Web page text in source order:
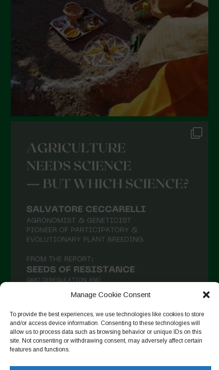
Manage Cookie Consent
To provide the best experiences, we use technologies like cookies to store
and/or access device information. Consenting to these technologies will
allow us to process data such as browsing behavior or unique IDs on this
site. Not consenting or withdrawing consent, may adversely affect certain
features and functions.
Follow on Instagram